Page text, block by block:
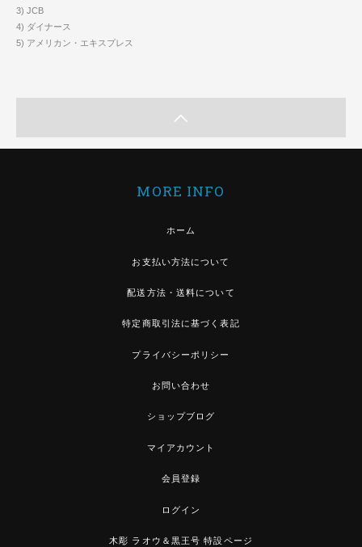
3) JCB
4) ダイナース
5) アメリカン・エキスプレス
MORE INFO
ホーム
お支払い方法について
配送方法・送料について
特定商取引法に基づく表記
プライバシーポリシー
お問い合わせ
ショップブログ
マイアカウント
会員登録
ログイン
木彫 ラオウ＆黒王号 特設ページ